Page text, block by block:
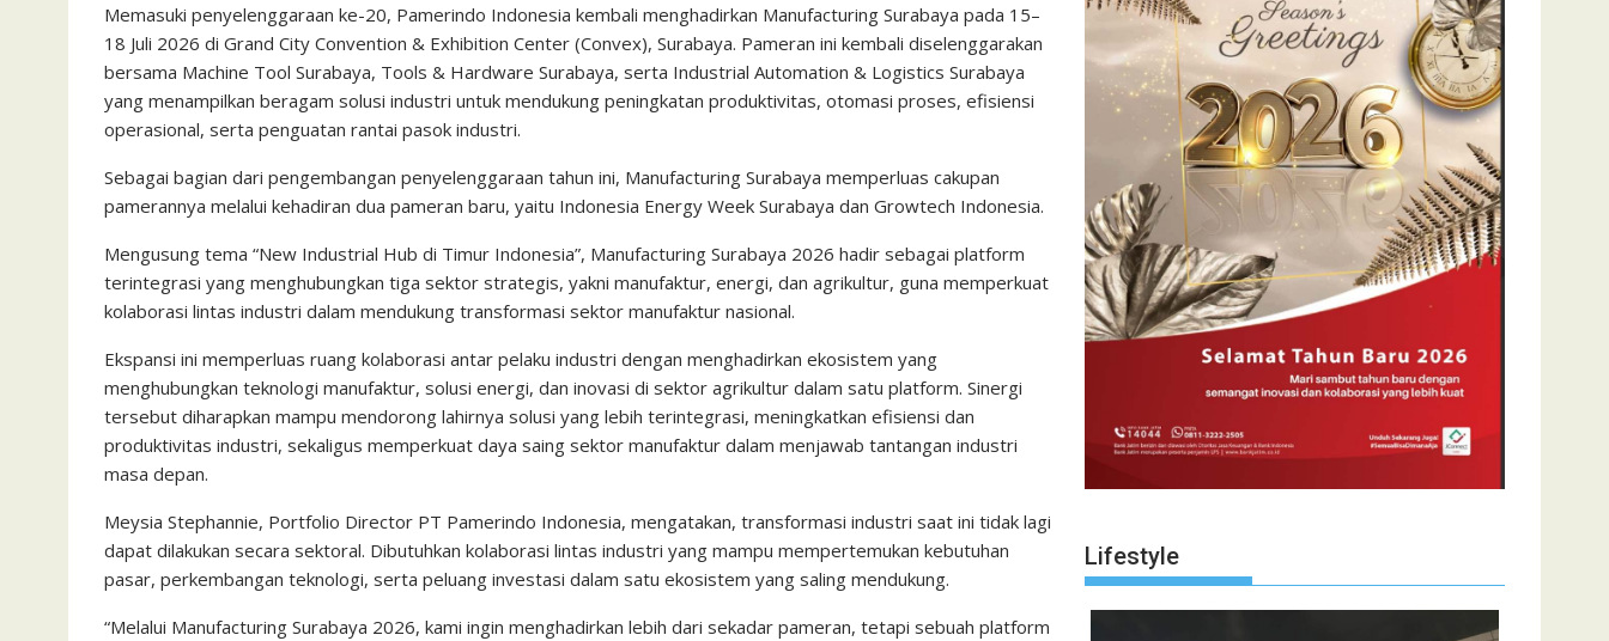
Memasuki penyelenggaraan ke-20, Pamerindo Indonesia kembali menghadirkan Manufacturing Surabaya pada 15–
18 Juli 2026 di Grand City Convention & Exhibition Center (Convex), Surabaya. Pameran ini kembali diselenggarakan
bersama Machine Tool Surabaya, Tools & Hardware Surabaya, serta Industrial Automation & Logistics Surabaya
yang menampilkan beragam solusi industri untuk mendukung peningkatan produktivitas, otomasi proses, efisiensi
operasional, serta penguatan rantai pasok industri.
Sebagai bagian dari pengembangan penyelenggaraan tahun ini, Manufacturing Surabaya memperluas cakupan
pamerannya melalui kehadiran dua pameran baru, yaitu Indonesia Energy Week Surabaya dan Growtech Indonesia.
Mengusung tema “New Industrial Hub di Timur Indonesia”, Manufacturing Surabaya 2026 hadir sebagai platform
terintegrasi yang menghubungkan tiga sektor strategis, yakni manufaktur, energi, dan agrikultur, guna memperkuat
kolaborasi lintas industri dalam mendukung transformasi sektor manufaktur nasional.
Ekspansi ini memperluas ruang kolaborasi antar pelaku industri dengan menghadirkan ekosistem yang
menghubungkan teknologi manufaktur, solusi energi, dan inovasi di sektor agrikultur dalam satu platform. Sinergi
tersebut diharapkan mampu mendorong lahirnya solusi yang lebih terintegrasi, meningkatkan efisiensi dan
produktivitas industri, sekaligus memperkuat daya saing sektor manufaktur dalam menjawab tantangan industri
masa depan.
Meysia Stephannie, Portfolio Director PT Pamerindo Indonesia, mengatakan, transformasi industri saat ini tidak lagi
dapat dilakukan secara sektoral. Dibutuhkan kolaborasi lintas industri yang mampu mempertemukan kebutuhan
pasar, perkembangan teknologi, serta peluang investasi dalam satu ekosistem yang saling mendukung.
“Melalui Manufacturing Surabaya 2026, kami ingin menghadirkan lebih dari sekadar pameran, tetapi sebuah platform
Lifestyle